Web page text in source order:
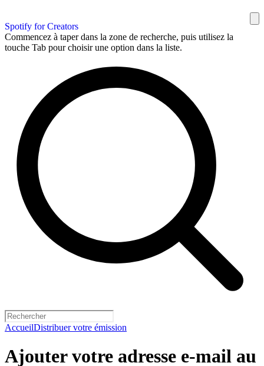
Spotify for Creators
Commencez à taper dans la zone de recherche, puis utilisez la
touche Tab pour choisir une option dans la liste.
AccueilDistribuer votre émission
Ajouter votre adresse e-mail au